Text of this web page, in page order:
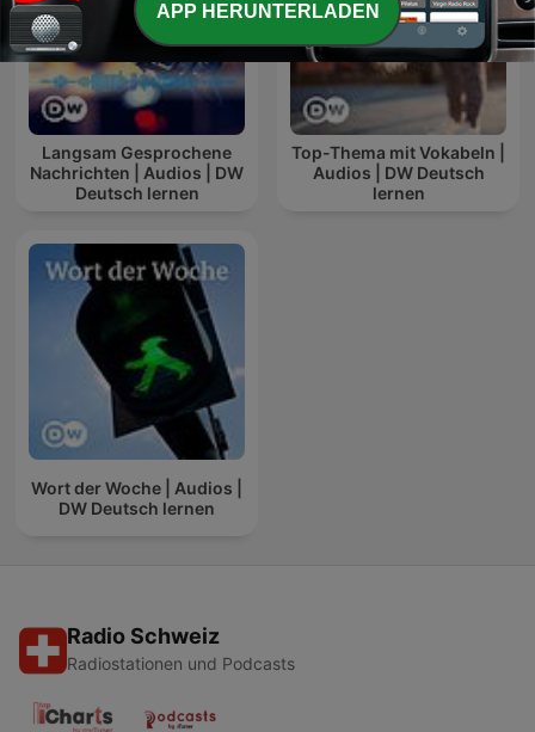
Langsam Gesprochene
Nachrichten | Audios | DW
Deutsch lernen
Top-Thema mit Vokabeln |
Audios | DW Deutsch
lernen
Wort der Woche | Audios |
DW Deutsch lernen
Radio Schweiz
Radiostationen und Podcasts
APP HERUNTERLADEN